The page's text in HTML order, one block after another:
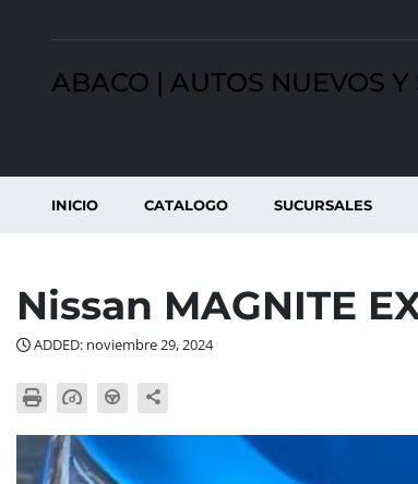
ABACO | AUTOS NUEVOS
INICIO CATALOGO SUCURSALES
Nissan MAGNITE
ADDED: noviembre 29, 2024